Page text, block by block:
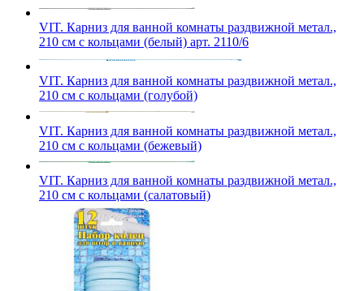
VIT. Карниз для ванной комнаты раздвижной метал.,
210 см с кольцами (белый) арт. 2110/6
VIT. Карниз для ванной комнаты раздвижной метал.,
210 см с кольцами (голубой)
VIT. Карниз для ванной комнаты раздвижной метал.,
210 см с кольцами (бежевый)
VIT. Карниз для ванной комнаты раздвижной метал.,
210 см с кольцами (салатовый)